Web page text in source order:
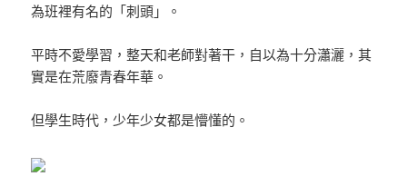
為班裡有名的「刺頭」。
平時不愛學習，整天和老師對著干，自以為十分瀟灑，其
實是在荒廢青春年華。
但學生時代，少年少女都是懵懂的。